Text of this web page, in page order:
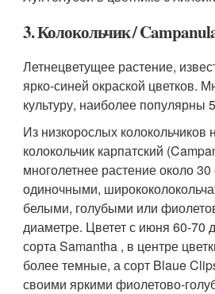
3. Колокольчик /
Летнецветущее растение,
ярко-синей окраской цветков.
культуру, наиболее популярны
Из низкорослых колокольчиков
колокольчик карпатский
многолетнее растение около
одиночными,
белыми, голубыми или
диаметре. Цветет с июня 60-70
сорта Samantha , в центре
более темные, а сорт Blaue
своими яркими фиолетово-